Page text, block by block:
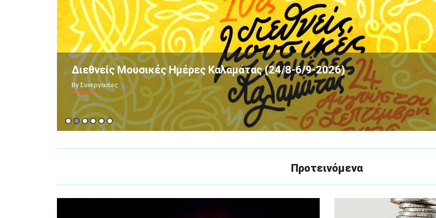
Διεθνείς Μουσικές Ημέρες Καλαμάτας (24/8-6/9-2026)
By Συνεργασίες
Προτεινόμενα